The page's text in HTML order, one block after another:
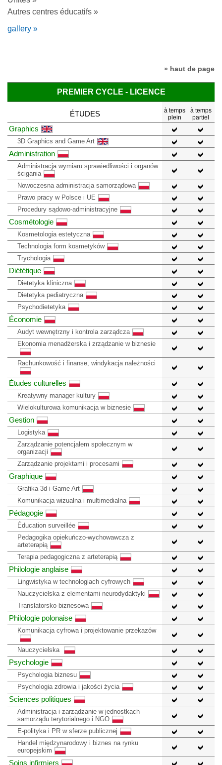
Autres centres éducatifs »
gallery »
» haut de page
PREMIER CYCLE - LICENCE
ÉTUDES
à temps
plein
à temps
partiel
Graphics
3D Graphics and Game Art
Administration
Administracja wymiaru sprawiedliwości i organów
ścigania
Nowoczesna administracja samorządowa
Prawo pracy w Polsce i UE
Procedury sądowo-administracyjne
Cosmétologie
Kosmetologia estetyczna
Technologia form kosmetyków
Trychologia
Diététique
Dietetyka kliniczna
Dietetyka pediatryczna
Psychodietetyka
Économie
Audyt wewnętrzny i kontrola zarządcza
Ekonomia menadżerska i zrządzanie w biznesie
Rachunkowość i finanse, windykacja należności
Études culturelles
Kreatywny manager kultury
Wielokulturowa komunikacja w biznesie
Gestion
Logistyka
Zarządzanie potencjałem społecznym w
organizacji
Zarządzanie projektami i procesami
Graphique
Grafika 3d i Game Art
Komunikacja wizualna i multimedialna
Pédagogie
Éducation surveillée
Pedagogika opiekuńczo-wychowawcza z
arteterapią
Terapia pedagogiczna z arteterapią
Philologie anglaise
Lingwistyka w technologiach cyfrowych
Nauczycielska z elementami neurodydaktyki
Translatorsko-biznesowa
Philologie polonaise
Komunikacja cyfrowa i projektowanie przekazów
Nauczycielska
Psychologie
Psychologia biznesu
Psychologia zdrowia i jakości życia
Sciences politiques
Administracja i zarządzanie w jednostkach
samorządu terytorialnego i NGO
E-polityka i PR w sferze publicznej
Handel międzynarodowy i biznes na rynku
europejskim
Soins infirmiers